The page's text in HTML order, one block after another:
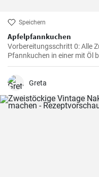
Speichern
Apfelpfannkuchen
Vorbereitungsschritt 0: Alle
Pfannkuchen in einer mit Öl
braten.
Greta